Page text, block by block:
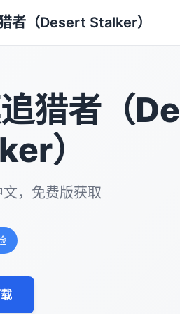
者（Desert Stalker）
猎者（
）
，免费版获取